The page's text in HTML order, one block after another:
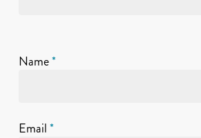
Name*
Email*